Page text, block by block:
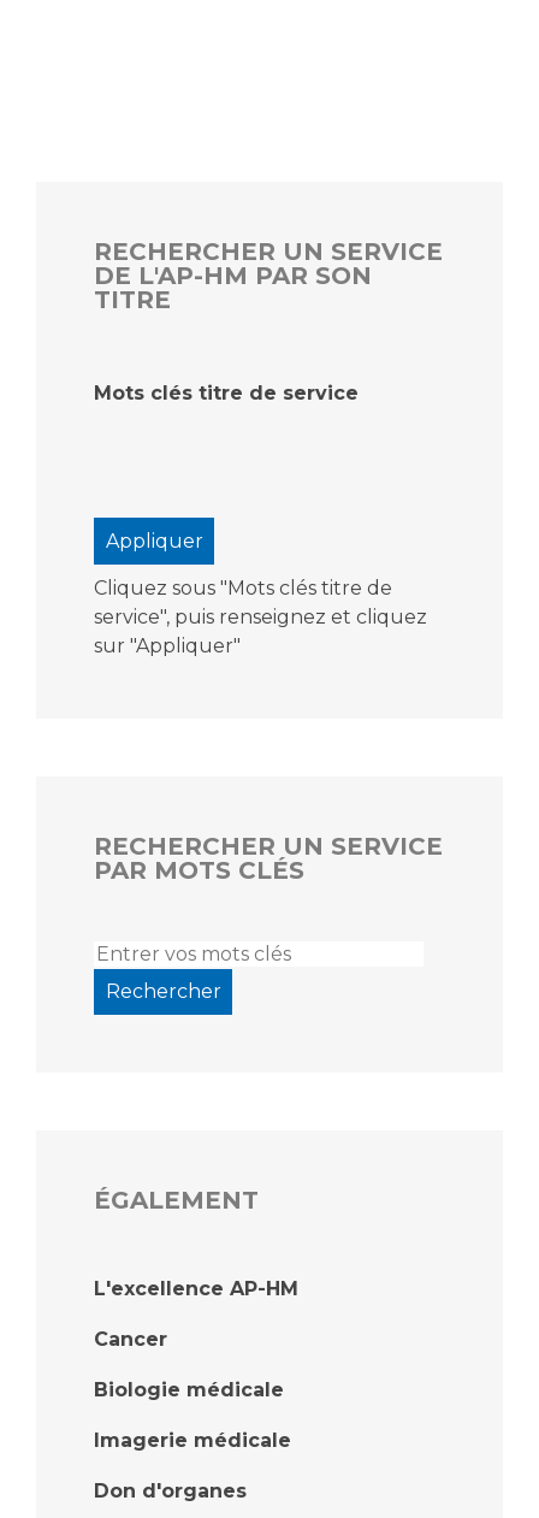
RECHERCHER UN SERVICE
DE L'AP-HM PAR SON
TITRE
Mots clés titre de service
Cliquez sous "Mots clés titre de
service", puis renseignez et cliquez
sur "Appliquer"
RECHERCHER UN SERVICE
PAR MOTS CLÉS
ÉGALEMENT
L'excellence AP-HM
Cancer
Biologie médicale
Imagerie médicale
Don d'organes